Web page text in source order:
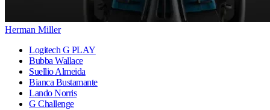
Herman Miller
Logitech G PLAY
Bubba Wallace
Suellio Almeida
Bianca Bustamante
Lando Norris
G Challenge